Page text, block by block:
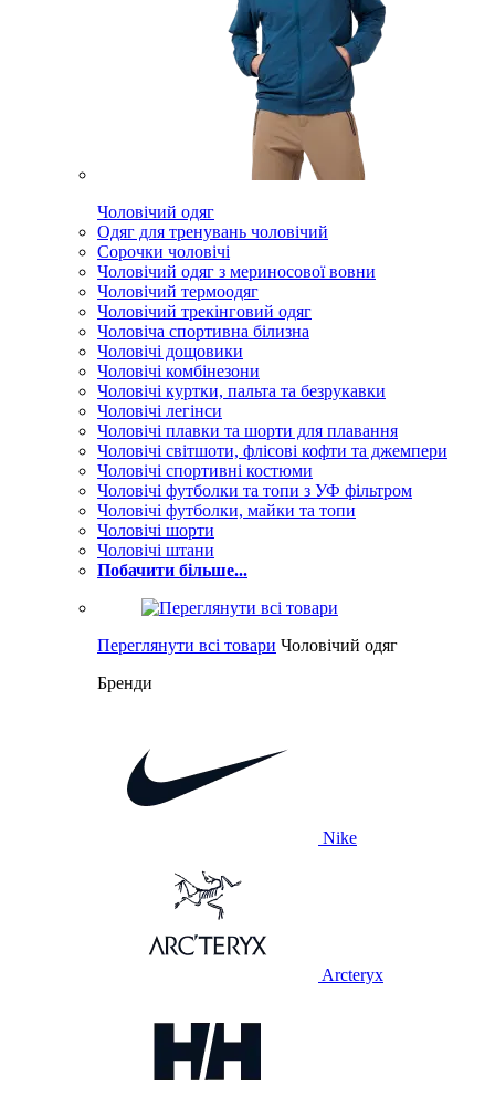
Чоловічий одяг
Одяг для тренувань чоловічий
Сорочки чоловічі
Чоловічий одяг з мериносової вовни
Чоловічий термоодяг
Чоловічий трекінговий одяг
Чоловіча спортивна білизна
Чоловічі дощовики
Чоловічі комбінезони
Чоловічі куртки, пальта та безрукавки
Чоловічі легінси
Чоловічі плавки та шорти для плавання
Чоловічі світшоти, флісові кофти та джемпери
Чоловічі спортивні костюми
Чоловічі футболки та топи з УФ фільтром
Чоловічі футболки, майки та топи
Чоловічі шорти
Чоловічі штани
Побачити більше...
Переглянути всі товари Чоловічий одяг
Бренди
Nike
Arcteryx